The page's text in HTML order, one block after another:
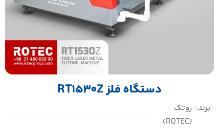
دستگاه فلز RT1530Z
برند: روتک
(ROTEC)